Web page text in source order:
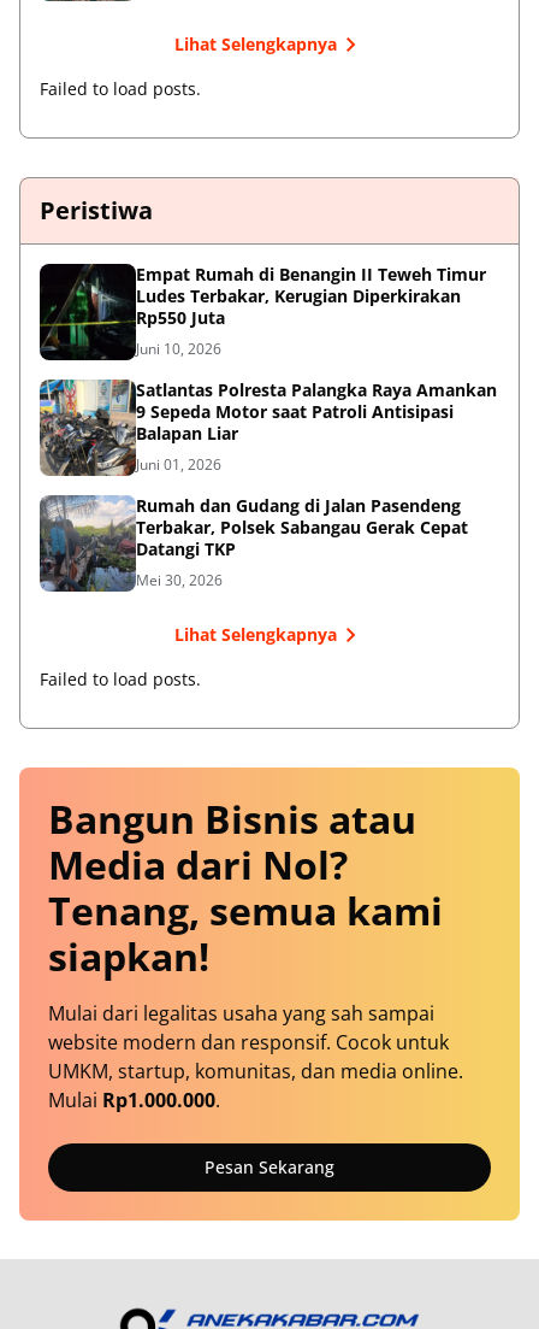
Lihat Selengkapnya
Failed to load posts.
Peristiwa
Empat Rumah di Benangin II Teweh Timur
Ludes Terbakar, Kerugian Diperkirakan
Rp550 Juta
Juni 10, 2026
Satlantas Polresta Palangka Raya Amankan
9 Sepeda Motor saat Patroli Antisipasi
Balapan Liar
Juni 01, 2026
Rumah dan Gudang di Jalan Pasendeng
Terbakar, Polsek Sabangau Gerak Cepat
Datangi TKP
Mei 30, 2026
Lihat Selengkapnya
Failed to load posts.
Bangun Bisnis atau
Media dari Nol?
Tenang, semua kami
siapkan!
Mulai dari legalitas usaha yang sah sampai
website modern dan responsif. Cocok untuk
UMKM, startup, komunitas, dan media online.
Mulai Rp1.000.000.
Pesan Sekarang